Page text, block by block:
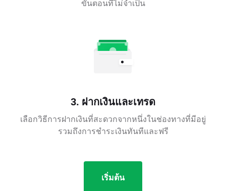
ขั้นตอนที่ไม่จำเป็น
3. ฝากเงินและเทรด
เลือกวิธีการฝากเงินที่สะดวกจากหนึ่งในช่องทางที่มีอยู่
รวมถึงการชำระเงินทันทีและฟรี
เริ่มต้น